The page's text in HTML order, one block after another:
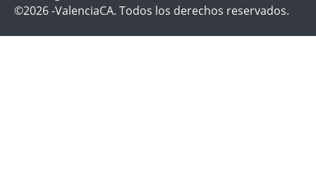
©2026 -ValenciaCA. Todos los derechos reservados.